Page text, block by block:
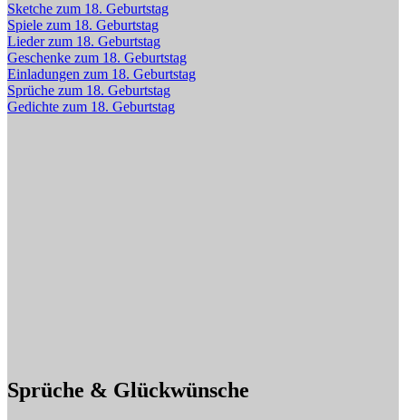
Sketche zum 18. Geburtstag
Spiele zum 18. Geburtstag
Lieder zum 18. Geburtstag
Geschenke zum 18. Geburtstag
Einladungen zum 18. Geburtstag
Sprüche zum 18. Geburtstag
Gedichte zum 18. Geburtstag
Sprüche & Glückwünsche